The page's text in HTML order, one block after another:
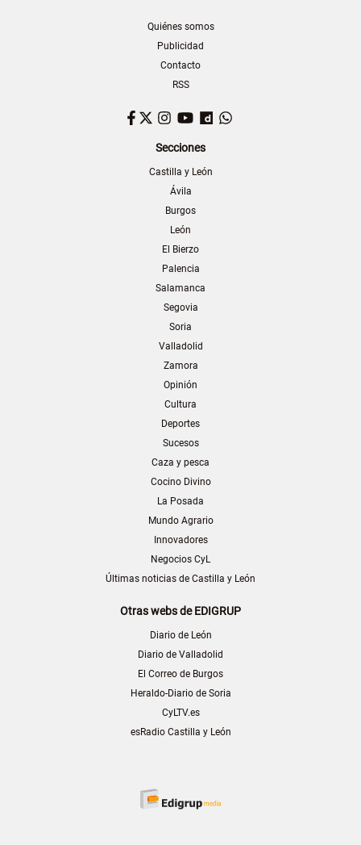
Quiénes somos
Publicidad
Contacto
RSS
Facebook
TwitterInstagram
YouTubeDailymotion
Secciones
Castilla y León
Ávila
Burgos
León
El Bierzo
Palencia
Salamanca
Segovia
Soria
Valladolid
Zamora
Opinión
Cultura
Deportes
Sucesos
Caza y pesca
Cocino Divino
La Posada
Mundo Agrario
Innovadores
Negocios CyL
Últimas noticias de Castilla y León
Otras webs de EDIGRUP
Diario de León
Diario de Valladolid
El Correo de Burgos
Heraldo-Diario de Soria
CyLTV.es
esRadio Castilla y León